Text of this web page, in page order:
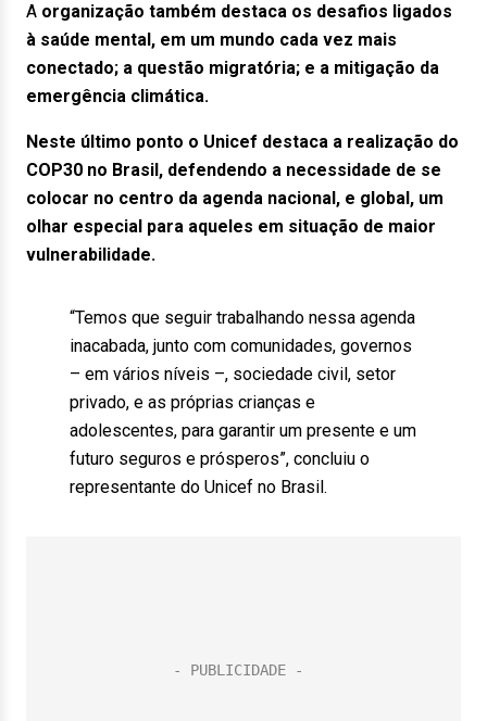
A organização também destaca os desafios ligados
à saúde mental, em um mundo cada vez mais
conectado; a questão migratória; e a mitigação da
emergência climática.
Neste último ponto o Unicef destaca a realização do
COP30 no Brasil, defendendo a necessidade de se
colocar no centro da agenda nacional, e global, um
olhar especial para aqueles em situação de maior
vulnerabilidade.
“Temos que seguir trabalhando nessa agenda
inacabada, junto com comunidades, governos
– em vários níveis –, sociedade civil, setor
privado, e as próprias crianças e
adolescentes, para garantir um presente e um
futuro seguros e prósperos”, concluiu o
representante do Unicef no Brasil.